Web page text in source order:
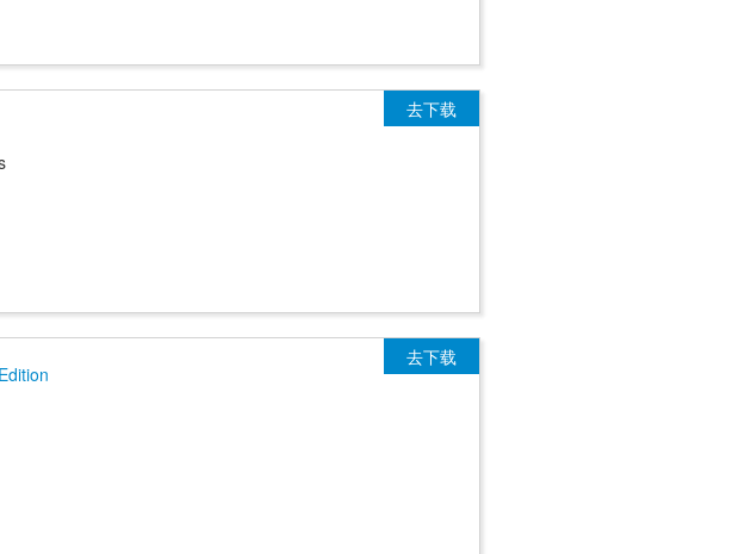
去下载
去下载